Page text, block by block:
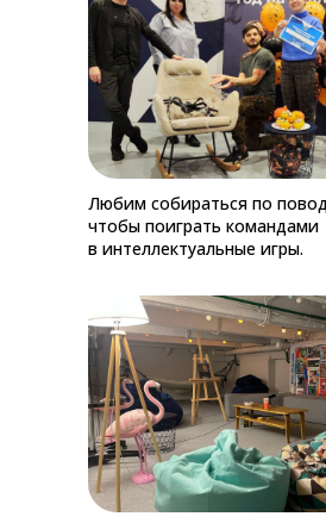
Любим собираться по
чтобы поиграть командами
в интеллектуальные игры.